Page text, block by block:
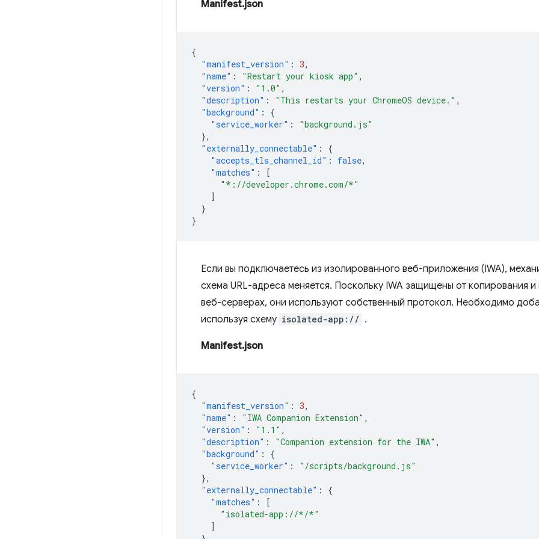
Manifest.json
{
"manifest_version" : 3,
"name" : "Restart your kiosk app" ,
"version" : "1.0" ,
"description" : "This restarts your ChromeOS device." ,
"background" :
{
"service_worker" :
"background.js"
},
"externally_connectable" :
{
"accepts_tls_channel_id" : false,
"matches" :
[
"*://developer.chrome.com/*"
]
}
}
Если вы подключаетесь из изолированного веб-приложения (IWA),
схема URL-адреса меняется. Поскольку IWA защищены от копирования
веб-серверах, они используют собственный протокол. Необходимо
используя схему isolated-app:// .
Manifest.json
{
"manifest_version" : 3,
"name" : "IWA Companion Extension" ,
"version" : "1.1" ,
"description" : "Companion extension for the IWA" ,
"background" :
{
"service_worker" :
"/scripts/background.js"
},
"externally_connectable" :
{
"matches" :
[
"isolated-app://*/*"
]